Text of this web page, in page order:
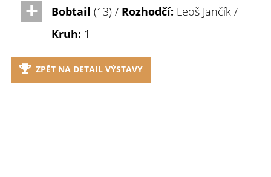
Bobtail (13) / Rozhodčí: Leoš Jančík /
Kruh:1
ZPĚT NA DETAIL VÝSTAVY